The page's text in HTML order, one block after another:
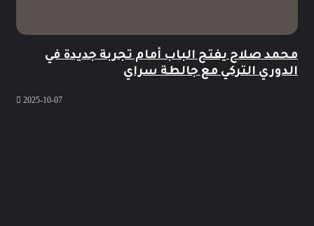
محمد صلاح يفتح الباب أمام تجربة جديدة في
الدوري التركي مع جالطة سراي
2025-10-07